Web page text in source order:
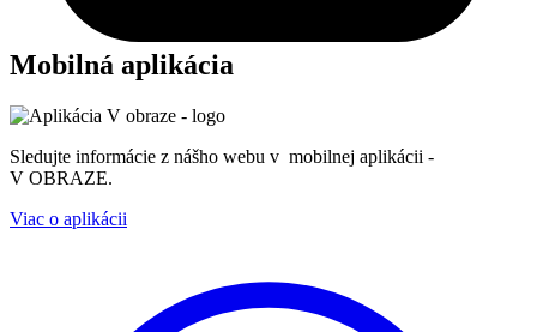
Mobilná aplikácia
Sledujte informácie z nášho webu v mobilnej aplikácii -
V OBRAZE.
Viac o aplikácii